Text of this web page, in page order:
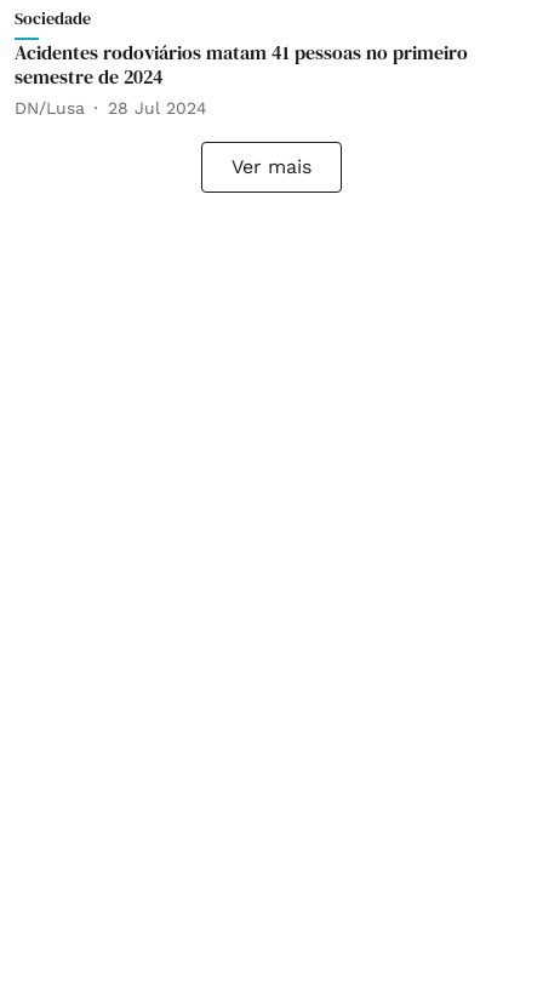
Sociedade
Acidentes rodoviários matam 41 pessoas no primeiro
semestre de 2024
DN/Lusa 28 Jul 2024
Ver mais